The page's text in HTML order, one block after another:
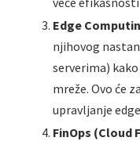
Edge
njihovog
serverima)
mreže. Ovo će
upravljanje
FinOps (Cloud